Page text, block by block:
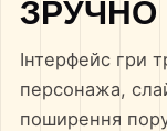
ЗРУЧНО
Інтерфейс гри
персонажа,
поширення